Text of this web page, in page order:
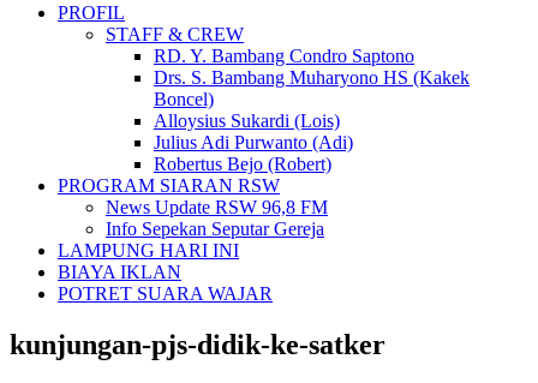
PROFIL
STAFF & CREW
RD. Y. Bambang Condro Saptono
Drs. S. Bambang Muharyono HS (Kakek
Boncel)
Alloysius Sukardi (Lois)
Julius Adi Purwanto (Adi)
Robertus Bejo (Robert)
PROGRAM SIARAN RSW
News Update RSW 96,8 FM
Info Sepekan Seputar Gereja
LAMPUNG HARI INI
BIAYA IKLAN
POTRET SUARA WAJAR
kunjungan-pjs-didik-ke-satker